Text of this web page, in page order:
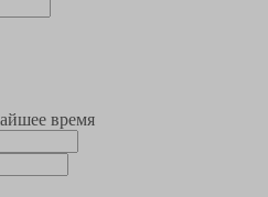
время